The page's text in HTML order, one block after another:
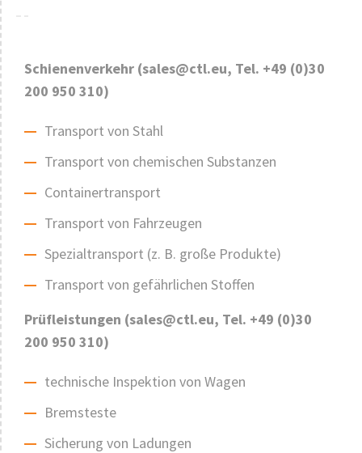
Schienenverkehr (sales@ctl.eu, Tel. +49 (0)30
200 950 310)
Transport von Stahl
Transport von chemischen Substanzen
Containertransport
Transport von Fahrzeugen
Spezialtransport (z. B. große Produkte)
Transport von gefährlichen Stoffen
Prüfleistungen (sales@ctl.eu, Tel. +49 (0)30
200 950 310)
technische Inspektion von Wagen
Bremsteste
Sicherung von Ladungen